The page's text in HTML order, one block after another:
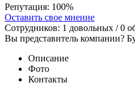
Репутация: 100%
Оставить свое мнение
Сотрудников: 1 довольных /0
Вы представитель компании?
Описание
Фото
Контакты